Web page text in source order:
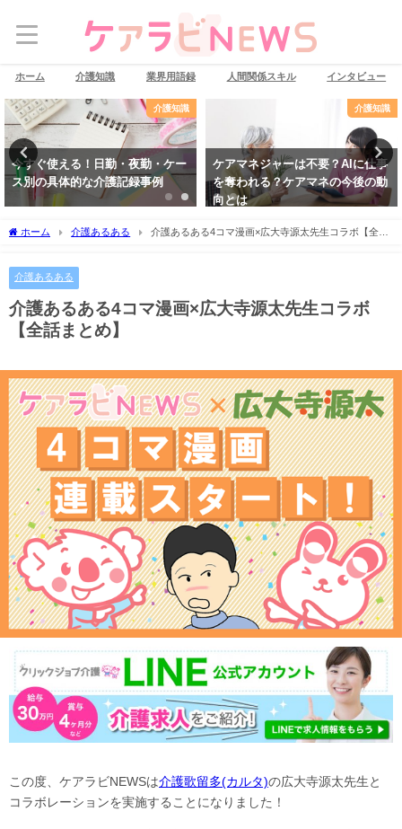
ホーム 介護知識 業界用語録 人間関係スキル インタビュー
介護知識
今すぐ使える！日勤・夜勤・ケー
ス別の具体的な介護記録事例
介護知識
ケアマネジャーは不要？AIに仕事
を奪われる？ケアマネの今後の動
向とは
ホーム 介護あるある
介護あるある4コマ漫画×広大寺源太先生コラボ【全話
介護あるある
介護あるある4コマ漫画×広大寺源太先生コラボ
【全話まとめ】
この度、ケアラビNEWSは介護歌留多(カルタ)の広大寺源太先生と
コラボレーションを実施することになりました！